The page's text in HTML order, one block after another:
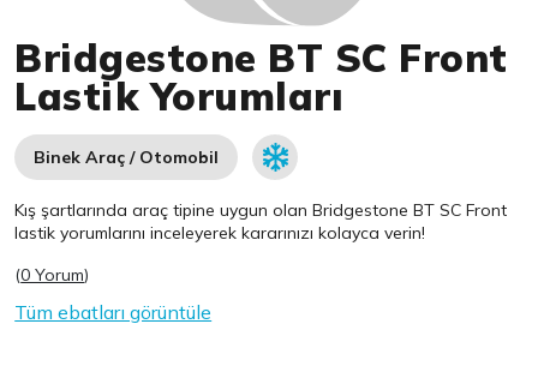
Bridgestone BT SC Front
Lastik Yorumları
Binek Araç / Otomobil
Kış şartlarında araç tipine uygun olanBridgestone BT SC Front
lastik yorumlarını inceleyerek kararınızı kolayca verin!
(0 Yorum)
Tüm ebatları görüntüle